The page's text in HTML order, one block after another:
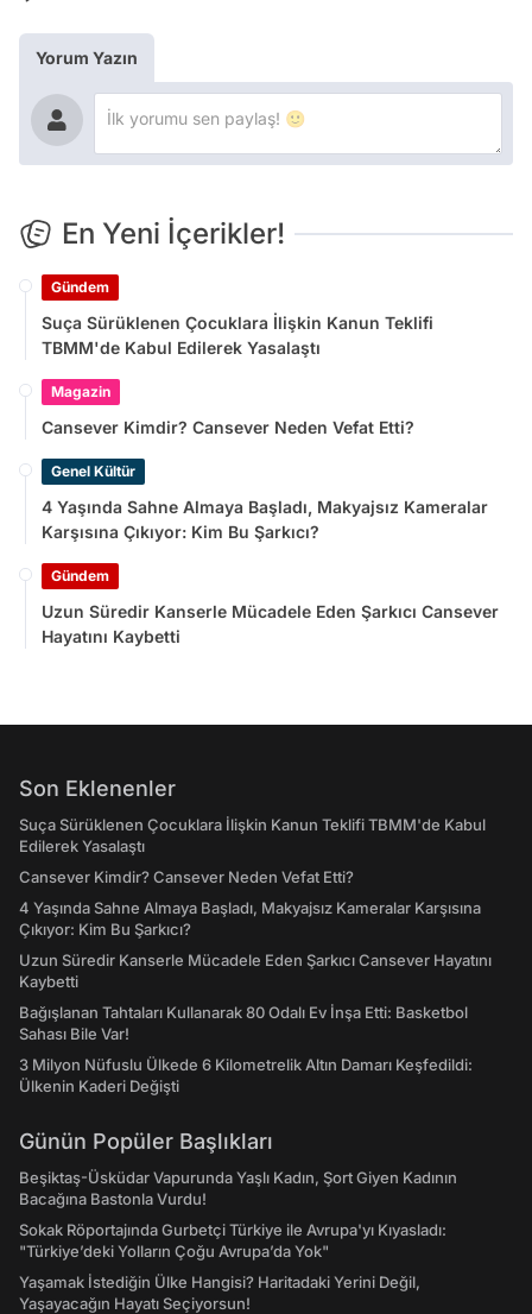
Yorum Yazın
En Yeni İçerikler!
Gündem
Suça Sürüklenen Çocuklara İlişkin Kanun Teklifi
TBMM'de Kabul Edilerek Yasalaştı
Magazin
Cansever Kimdir? Cansever Neden Vefat Etti?
Genel Kültür
4 Yaşında Sahne Almaya Başladı, Makyajsız Kameralar
Karşısına Çıkıyor: Kim Bu Şarkıcı?
Gündem
Uzun Süredir Kanserle Mücadele Eden Şarkıcı Cansever
Hayatını Kaybetti
Son Eklenenler
Suça Sürüklenen Çocuklara İlişkin Kanun Teklifi TBMM'de Kabul
Edilerek Yasalaştı
Cansever Kimdir? Cansever Neden Vefat Etti?
4 Yaşında Sahne Almaya Başladı, Makyajsız Kameralar Karşısına
Çıkıyor: Kim Bu Şarkıcı?
Uzun Süredir Kanserle Mücadele Eden Şarkıcı Cansever Hayatını
Kaybetti
Bağışlanan Tahtaları Kullanarak 80 Odalı Ev İnşa Etti: Basketbol
Sahası Bile Var!
3 Milyon Nüfuslu Ülkede 6 Kilometrelik Altın Damarı Keşfedildi:
Ülkenin Kaderi Değişti
Günün Popüler Başlıkları
Beşiktaş-Üsküdar Vapurunda Yaşlı Kadın, Şort Giyen Kadının
Bacağına Bastonla Vurdu!
Sokak Röportajında Gurbetçi Türkiye ile Avrupa'yı Kıyasladı:
"Türkiye’deki Yolların Çoğu Avrupa’da Yok"
Yaşamak İstediğin Ülke Hangisi? Haritadaki Yerini Değil,
Yaşayacağın Hayatı Seçiyorsun!